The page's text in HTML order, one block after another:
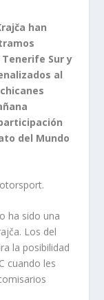
han
Sur y
al
del Mundo
ha sido una
Los del
la posibilidad
cuando les